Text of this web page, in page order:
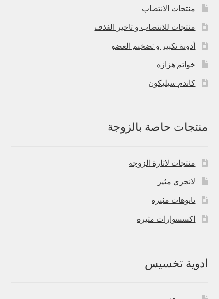
منتجات الانتصاب
منتجات للانتصاب و تاخير القذف
أدوية تكبير و تضخيم العضو
خواتم هزازه
كاندم سيليكون
منتجات خاصة بالزوجة
منتجات لاثارة الزوجه
لانجري مثير
تاتوهات مثيره
اكسسوارات مثيره
ادوية تخسيس